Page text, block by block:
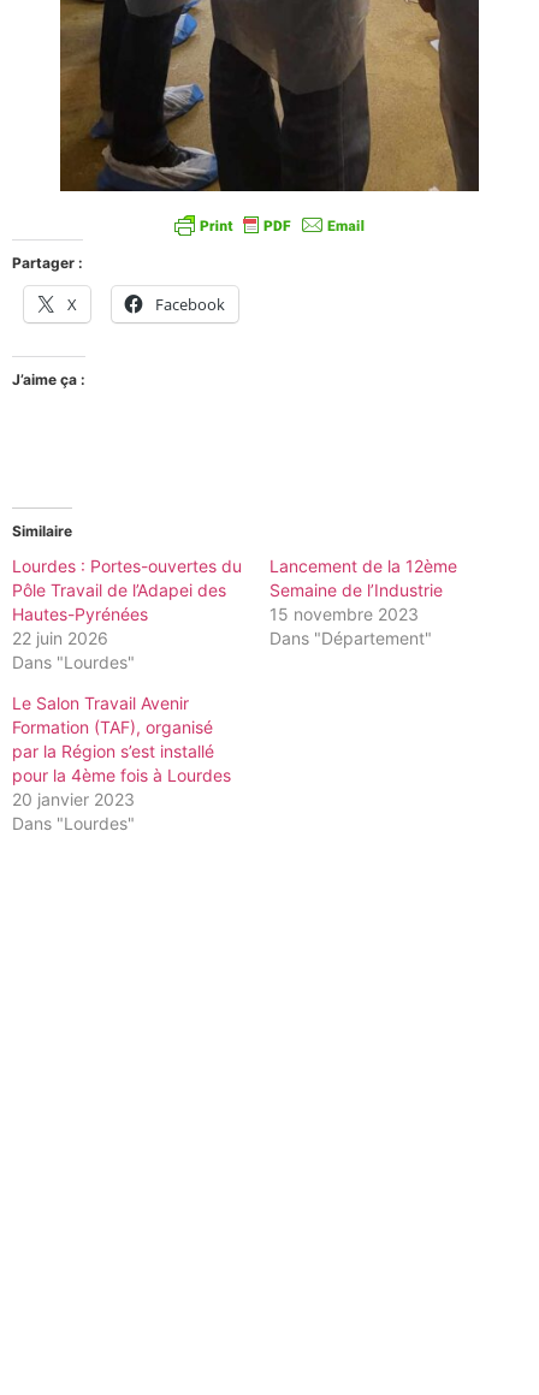
Partager :
X Facebook
J’aime ça :
Similaire
Lourdes : Portes-ouvertes du
Pôle Travail de l’Adapei des
Hautes-Pyrénées
22 juin 2026
Dans "Lourdes"
Lancement de la 12ème
Semaine de l’Industrie
15 novembre 2023
Dans "Département"
Le Salon Travail Avenir
Formation (TAF), organisé
par la Région s’est installé
pour la 4ème fois à Lourdes
20 janvier 2023
Dans "Lourdes"